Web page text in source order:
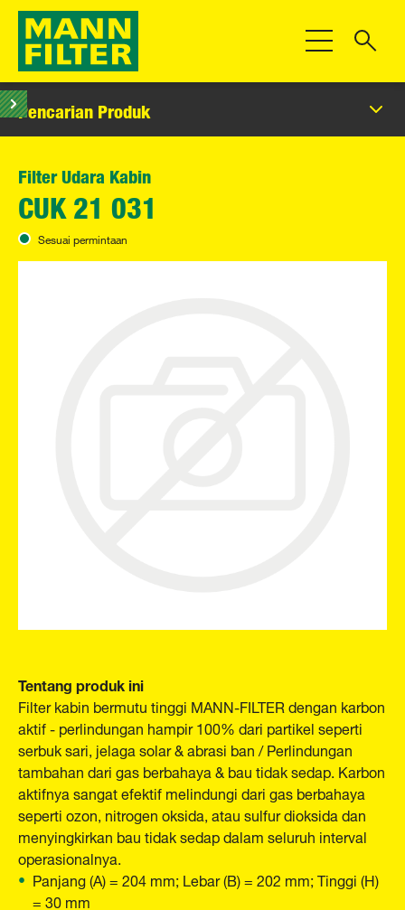
Beralih
Pencarian Produk
Filter Udara Kabin
CUK 21 031
Sesuai permintaan
Tentang produk ini
Filter kabin bermutu tinggi MANN-FILTER dengan karbon
aktif - perlindungan hampir 100% dari partikel seperti
serbuk sari, jelaga solar & abrasi ban / Perlindungan
tambahan dari gas berbahaya & bau tidak sedap. Karbon
aktifnya sangat efektif melindungi dari gas berbahaya
seperti ozon, nitrogen oksida, atau sulfur dioksida dan
menyingkirkan bau tidak sedap dalam seluruh interval
operasionalnya.
Panjang (A) = 204 mm; Lebar (B) = 202 mm; Tinggi (H)
= 30 mm